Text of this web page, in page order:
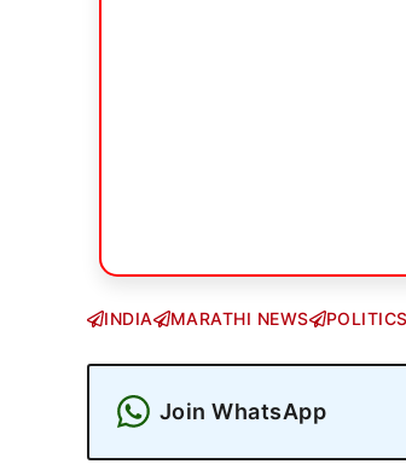
INDIA MARATHI NEWS POLITICS
Join WhatsApp